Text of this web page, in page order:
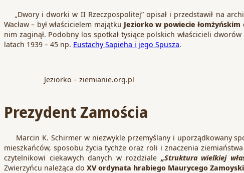
„Dwory i dworki w II Rzeczpospolitej” opisał i przedstawił na
Wacław – był właścicielem majątku Jeziorko w powiecie łomżyńskim
nim zaginął. Podobny los spotkał tysiące polskich właścicieli
latach 1939 – 45 np. Eustachy Sapieha i jego Spusza.
Jeziorko – ziemianie.org.pl
Prezydent Zamościa
Marcin K. Schirmer w niezwykle przemyślany i uporządkowany
mieszkańców, sposobu życia tychże oraz roli i znaczenia
czytelnikowi ciekawych danych w rozdziale „Struktura wielkiej
Zwierzyńcu należąca do XV ordynata hrabiego Maurycego